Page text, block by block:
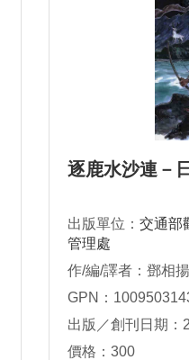
逐鹿水沙連－
出版單位： 交通部
管理處
作/編/譯者：鄧相
GPN：
出版／創刊日期：
價格：300